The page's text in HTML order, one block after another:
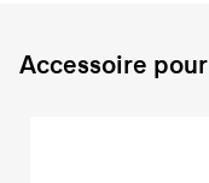
Accessoire pour